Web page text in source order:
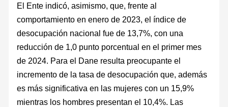
El Ente indicó, asimismo, que, frente al
comportamiento en enero de 2023, el índice de
desocupación nacional fue de 13,7%, con una
reducción de 1,0 punto porcentual en el primer mes
de 2024. Para el Dane resulta preocupante el
incremento de la tasa de desocupación que, además
es más significativa en las mujeres con un 15,9%
mientras los hombres presentan el 10,4%. Las